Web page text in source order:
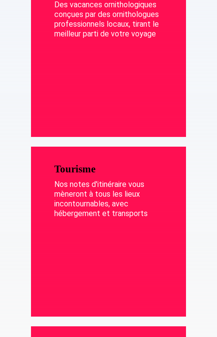
Des vacances ornithologiques
conçues par des ornithologues
professionnels locaux, tirant le
meilleur parti de votre voyage
Tourisme
Nos notes d'itinéraire vous
mèneront à tous les lieux
incontournables, avec
hébergement et transports